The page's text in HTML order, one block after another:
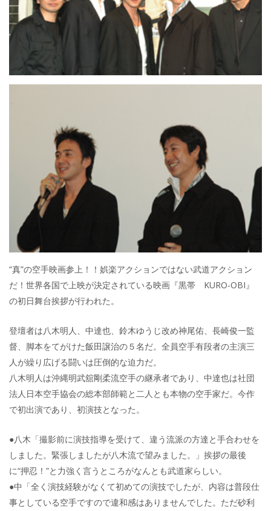
“真”の空手映画参上！！娯楽アクションではない武道アクション
だ！世界各国で上映が決定されている映画『黒帯 KURO-OBI』
の初日舞台挨拶が行われた。
登壇者は八木明人、中達也、鈴木ゆうじ改め神尾佑、長崎俊一監
督、脚本をてがけた飯田譲治の５名だ。全員空手有段者の主演三
人が繰り広げる闘いは圧倒的な迫力だ。
八木明人は沖縄明武舘剛柔流空手の継承者であり、中達也は社団
法人日本空手協会の総本部師範と二人とも本物の空手家だ。今作
で初出演であり、初演技となった。
●八木「撮影前に演技指導を受けて、違う流派の方達と手合わせを
しました。緊張しましたが八木流で望みました。」挨拶の最後
に“押忍！”と力強く言うところがなんとも武道家らしい。
●中「全く演技経験がなくて初めての演技でしたが、内容は普段仕
事としている空手ですので違和感はありませんでした。ただ砂利